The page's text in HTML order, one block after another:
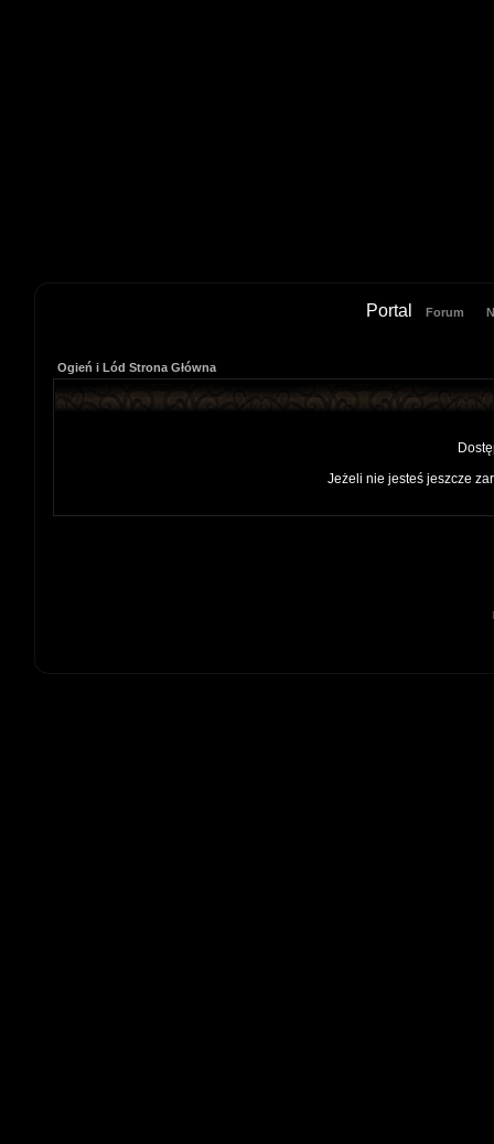
Portal Forum
Ogień i Lód Strona Główna
Jeżeli nie jesteś jeszcze